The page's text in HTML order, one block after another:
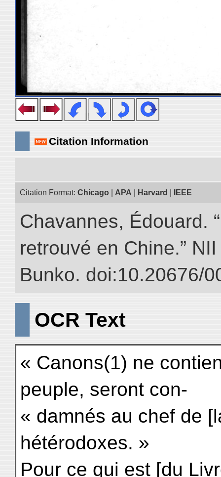
Citation Information
Citation Format: Chicago APA Harvard IEEE
Chavannes, Édouard.
retrouvé en Chine.”
Bunko. doi:10.20676/
OCR Text
« Canons(1) ne
peuple, seront con-
« damnés au chef de
hétérodoxes. »
Pour ce qui est [du